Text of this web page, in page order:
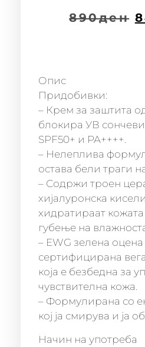
890ден
Опис
Придобивки:
– Крем за заштита
блокира УВ
SPF50+ и PA++++.
– Нелеплива
остава бели траги
– Содржи троен
хијалуронска
хидратираат
губење на
– EWG зелена оцена
сертифицирана
која е безбедна за
чувствителна кожа.
– Формулирана со
кој ја смирува и ја
Начин на употреба